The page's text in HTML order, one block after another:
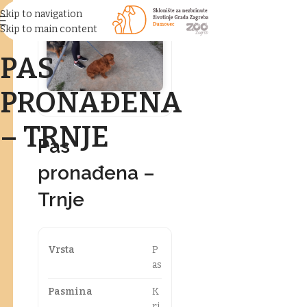
Skip to navigation
Skip to main content
PAS
PRONAĐENA
– TRNJE
Pas
pronađena –
Trnje
Vrsta
P
as
Pasmina
K